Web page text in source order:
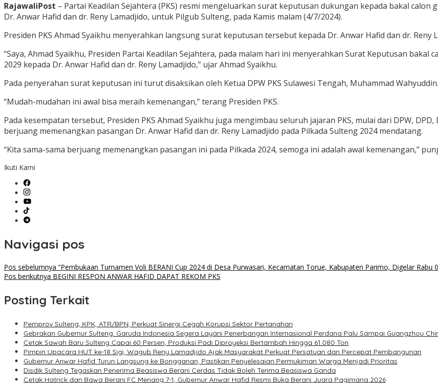
RajawaliPost – Partai Keadilan Sejahtera (PKS) resmi mengeluarkan surat keputusan dukungan kepada bakal
Dr. Anwar Hafid dan dr. Reny Lamadjido, untuk Pilgub Sulteng, pada Kamis malam (4/7/2024).
Presiden PKS Ahmad Syaikhu menyerahkan langsung surat keputusan tersebut kepada Dr. Anwar Hafid dan dr. Reny
“Saya, Ahmad Syaikhu, Presiden Partai Keadilan Sejahtera, pada malam hari ini menyerahkan Surat Keputusan
2029 kepada Dr. Anwar Hafid dan dr. Reny Lamadjido,” ujar Ahmad Syaikhu.
Pada penyerahan surat keputusan ini turut disaksikan oleh Ketua DPW PKS Sulawesi Tengah, Muhammad Wahyuddin.
“Mudah-mudahan ini awal bisa meraih kemenangan,” terang Presiden PKS.
Pada kesempatan tersebut, Presiden PKS Ahmad Syaikhu juga mengimbau seluruh jajaran PKS, mulai dari DPW,
berjuang memenangkan pasangan Dr. Anwar Hafid dan dr. Reny Lamadjido pada Pilkada Sulteng 2024 mendatang.
“Kita sama-sama berjuang memenangkan pasangan ini pada Pilkada 2024, semoga ini adalah awal kemenangan,”
Ikuti Kami
Navigasi pos
Pos sebelumnya “Pembukaan Turnamen Voli BERANI Cup 2024 di Desa Purwasari, Kecamatan Torue, Kabupaten Parimo, Digelar Rabu
Pos berikutnya BEGINI RESPON ANWAR HAFID DAPAT REKOM PKS
Posting Terkait
Pemprov Sulteng, KPK, ATR/BPN, Perkuat Sinergi Cegah Korupsi Sektor Pertanahan
Gebrakan Gubernur Sulteng: Garuda Indonesia Segera Layani Penerbangan Internasional Perdana Palu Sampai Guangzhou
Cetak Sawah Baru Sulteng Capai 60 Persen, Produksi Padi Diproyeksi Bertambah Hingga 61.080 Ton
Pimpin Upacara HUT ke-18 Sigi, Wagub Reny Lamadjido Ajak Masyarakat Perkuat Persatuan dan Percepat Pembangunan
Gubernur Anwar Hafid Turun Langsung ke Bongganan, Pastikan Penyelesaian Permukiman Warga Menjadi Prioritas
Disdik Sulteng Tegaskan Penerima Beasiswa Berani Cerdas Tidak Boleh Terima Beasiswa Ganda
Cetak Hatrick dan Bawa Berani FC Menang 7-1, Gubernur Anwar Hafid Resmi Buka Berani Juara Pagimana 2026